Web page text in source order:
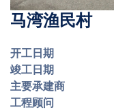
马湾渔民村
开工日期
竣工日期
主要承建商
工程顾问